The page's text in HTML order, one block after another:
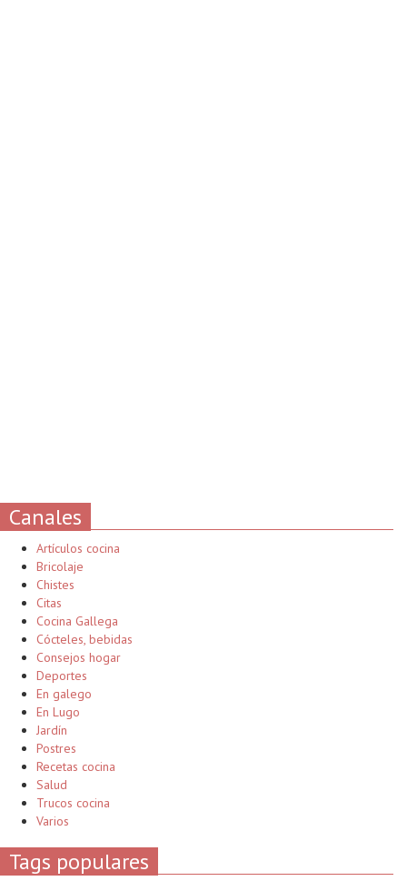
Canales
Artículos cocina
Bricolaje
Chistes
Citas
Cocina Gallega
Cócteles, bebidas
Consejos hogar
Deportes
En galego
En Lugo
Jardín
Postres
Recetas cocina
Salud
Trucos cocina
Varios
Tags populares